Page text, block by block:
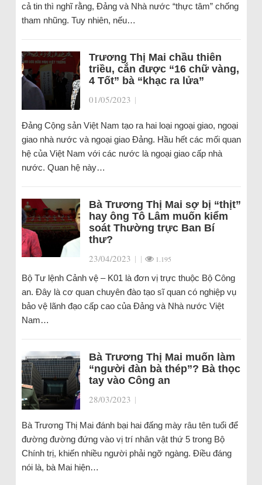
cả tin thì nghĩ rằng, Đảng và Nhà nước “thực tâm” chống
tham nhũng. Tuy nhiên, nếu…
Trương Thị Mai chầu thiên
triều, cắn được “16 chữ vàng,
4 Tốt” bà “khạc ra lửa”
01/05/2023 |
Đảng Cộng sản Việt Nam tạo ra hai loại ngoại giao, ngoại
giao nhà nước và ngoại giao Đảng. Hầu hết các mối quan
hệ của Việt Nam với các nước là ngoại giao cấp nhà
nước. Quan hệ này…
Bà Trương Thị Mai sợ bị “thịt”
hay ông Tô Lâm muốn kiểm
soát Thường trực Ban Bí
thư?
23/04/2023 | | 1.195
Bộ Tư lệnh Cảnh vệ – K01 là đơn vị trực thuộc Bộ Công
an. Đây là cơ quan chuyên đào tạo sĩ quan có nghiệp vụ
bảo vệ lãnh đạo cấp cao của Đảng và Nhà nước Việt
Nam…
Bà Trương Thị Mai muốn làm
“người đàn bà thép”? Bà thọc
tay vào Công an
28/03/2023 |
Bà Trương Thị Mai đánh bại hai đấng mày râu tên tuổi để
đường đường đứng vào vị trí nhân vật thứ 5 trong Bộ
Chính trị, khiến nhiều người phải ngỡ ngàng. Điều đáng
nói là, bà Mai hiện…